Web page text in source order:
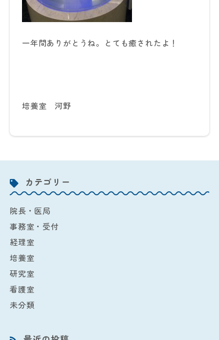
一年間ありがとうね。とても癒されたよ！
培養室 河野
カテゴリー
院長・医局
事務室・受付
経理室
培養室
研究室
看護室
未分類